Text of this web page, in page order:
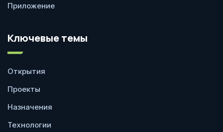
Приложение
Ключевые темы
Открытия
Проекты
Назначения
Технологии